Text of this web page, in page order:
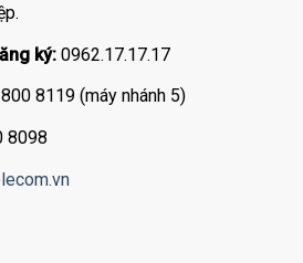
ký: 0962.17.17.17
8119 (máy nhánh 5)
8098